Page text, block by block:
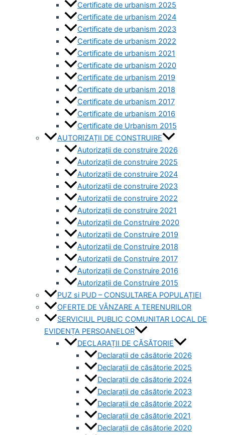
Certificate de urbanism 2025
Certificate de urbanism 2024
Certificate de urbanism 2023
Certificate de urbanism 2022
Certificate de urbanism 2021
Certificate de urbanism 2020
Certificate de urbanism 2019
Certificate de urbanism 2018
Certificate de urbanism 2017
Certificate de urbanism 2016
Certificate de Urbanism 2015
AUTORIZAȚII DE CONSTRUIRE
Autorizații de construire 2026
Autorizații de construire 2025
Autorizații de construire 2024
Autorizații de construire 2023
Autorizații de construire 2022
Autorizații de construire 2021
Autorizații de Construire 2020
Autorizații de Construire 2019
Autorizaţii de Construire 2018
Autorizaţii de Construire 2017
Autorizaţii de Construire 2016
Autorizaţii de Construire 2015
PUZ si PUD – CONSULTAREA POPULAȚIEI
OFERTE DE VÂNZARE A TERENURILOR
SERVICIUL PUBLIC COMUNITAR LOCAL DE
EVIDENȚA PERSOANELOR
DECLARAȚII DE CĂSĂTORIE
Declarații de căsătorie 2026
Declarații de căsătorie 2025
Declarații de căsătorie 2024
Declarații de căsătorie 2023
Declarații de căsătorie 2022
Declarații de căsătorie 2021
Declarații de căsătorie 2020